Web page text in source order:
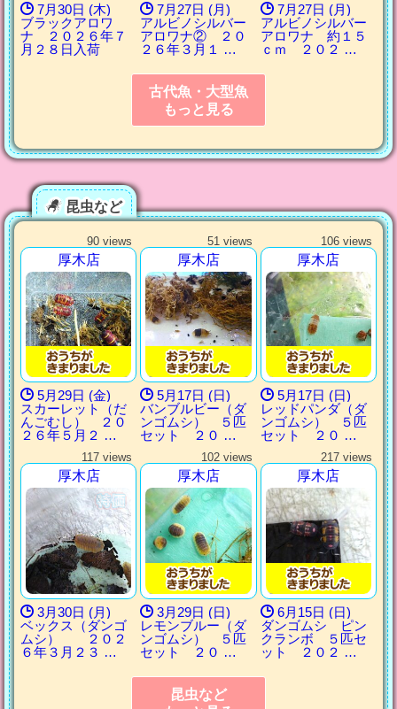
7月30日 (木)
ブラックアロワ
ナ ２０２６年７
月２８日入荷
7月27日 (月)
アルビノシルバー
アロワナ② ２０
２６年３月１ …
7月27日 (月)
アルビノシルバー
アロワナ 約１５
ｃｍ ２０２ …
古代魚・大型魚
もっと見る
昆虫など
90 views
厚木店
5月29日 (金)
スカーレット（だ
んごむし） ２０
２６年５月２ …
51 views
厚木店
5月17日 (日)
バンブルビー（ダ
ンゴムシ） ５匹
セット ２０ …
106 views
厚木店
5月17日 (日)
レッドパンダ（ダ
ンゴムシ） ５匹
セット ２０ …
117 views
厚木店
3月30日 (月)
ベックス（ダンゴ
ムシ） ２０２
６年３月２３ …
102 views
厚木店
3月29日 (日)
レモンブルー（ダ
ンゴムシ） ５匹
セット ２０ …
217 views
厚木店
6月15日 (日)
ダンゴムシ ピン
クランボ ５匹セ
ット ２０２ …
昆虫など